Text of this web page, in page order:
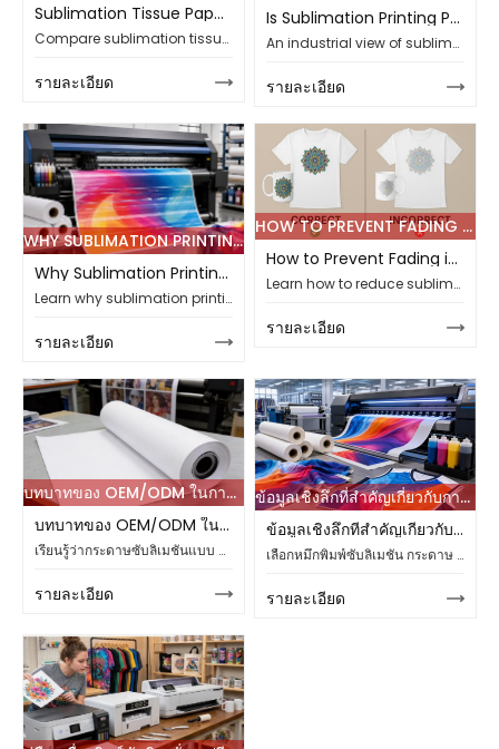
Sublimation Tissue Paper vs. Sublimation Paper: What Should Buyers Know
Compare sublimation tissue paper and sublimation paper, with buyer checks for transfer quality, clean fabric backs, roll specs, and bulk production needs.
รายละเอียด
Is Sublimation Printing Process the Key to Ideal Industrial Prints
An industrial view of sublimation printing, from design and RIP to paper, ink, transfer, cooling, and inspection, with buyer checks for stable output.
รายละเอียด
WHY SUBLIMATION PRINTING SHOWS BANDING OR BROKEN LINES IN 2026
Why Sublimation Printing Shows Banding or Broken Lines in 2026
Learn why sublimation printing shows banding or broken lines, and how buyers can check ink, paper, printheads, gsm, testing, and supplier support needs.
รายละเอียด
HOW TO PREVENT FADING IN SUBLIMATION PRINTING FOR YOUR 2026 PROJECTS
How to Prevent Fading in Sublimation Printing for Your 2026 Projects
Learn how to reduce sublimation fading in 2026 textile projects by matching fabric, ink, paper gsm, transfer settings, testing, and supplier support needs.
รายละเอียด
บทบาทของ OEM/ODM ในการขับเคลื่อนประสิทธิภาพห่วงโซ่อุปทานกระดาษซับลิเมชั่นในปี 2026
บทบาทของ OEM/ODM ในการขับเคลื่อนประสิทธิภาพห่วงโซ่อุปทานกระดาษซับลิเมชั่นในปี 2026
เรียนรู้ว่ากระดาษซับลิเมชั่นแบบ OEM/ODM ช่วยให้ผู้จัดจำหน่ายปรับปรุงความกว้างที่กำหนดเอง บรรจุภัณฑ์แบรนด์ส่วนตัว การสั่งซื้อซ้ำ และประสิทธิภาพของห่วงโซ่อุปทานได้อย่างไรในปี 2026
รายละเอียด
ข้อมูลเชิงลึกที่สำคัญเกี่ยวกับการจับคู่หมึก กระดาษ และเครื่องพิมพ์สำหรับสายการผลิต
ข้อมูลเชิงลึกที่สำคัญเกี่ยวกับการจับคู่หมึก กระดาษ และเครื่องพิมพ์สำหรับสายการผลิต
เลือกหมึกพิมพ์ซับลิเมชั่น กระดาษ และเครื่องพิมพ์ให้เหมาะสมกับสายการผลิตสิ่งทอ พร้อมคำแนะนำเกี่ยวกับ GSM หัวพิมพ์ ความกว้าง การทดสอบ และการสนับสนุนจากซัพพลายเออร์
รายละเอียด